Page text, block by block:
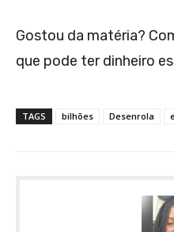
Gostou da matéria?
que pode ter dinheiro
TAGS bilhões Desenrola